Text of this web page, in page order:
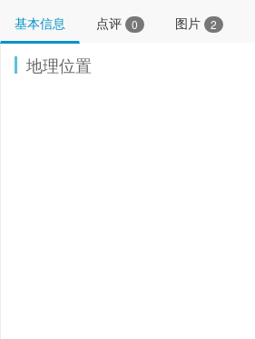
基本信息 点评 0 图片 2
地理位置